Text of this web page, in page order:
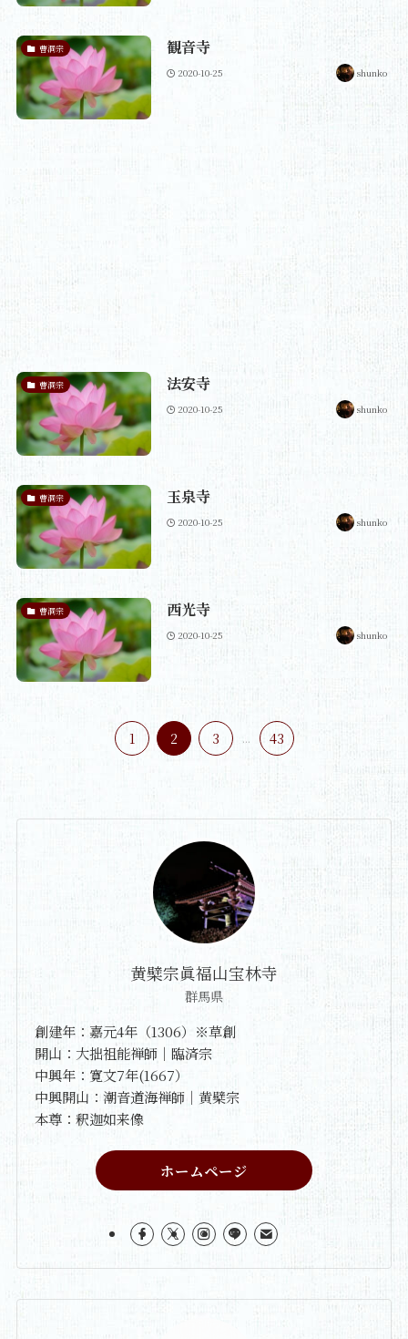
曹洞宗 観音寺
2020-10-25 shunko
曹洞宗 法安寺
2020-10-25 shunko
曹洞宗 玉泉寺
2020-10-25 shunko
曹洞宗 西光寺
2020-10-25 shunko
1 2 3 ... 43
黄檗宗眞福山宝林寺
群馬県
創建年：嘉元4年（1306）※草創
開山：大拙祖能禅師｜臨済宗
中興年：寛文7年(1667）
中興開山：潮音道海禅師｜黄檗宗
本尊：釈迦如来像
ホームページ